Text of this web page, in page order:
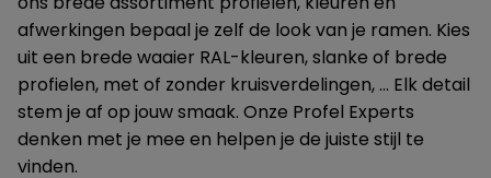
afwerkingen bepaal je zelf de look van je ramen. Kies
uit een brede waaier RAL-kleuren, slanke of brede
profielen, met of zonder kruisverdelingen, ... Elk detail
stem je af op jouw smaak. Onze Profel Experts
denken met je mee en helpen je de juiste stijl te
vinden.